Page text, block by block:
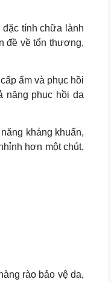
đặc tính chữa lành
đề về tổn thương,
ẩm và phục hồi
năng phục hồi da
kháng khuẩn,
hơn một chút,
rào bảo vệ da,